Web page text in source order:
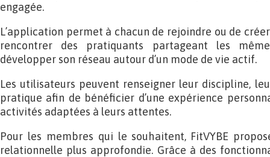
engagée.
L’application permet à chacun de rejoindre ou de
rencontrer des pratiquants partageant les
développer son réseau autour d’un mode de vie actif.
Les utilisateurs peuvent renseigner leur discipline,
pratique afin de bénéficier d’une expérience
activités adaptées à leurs attentes.
Pour les membres qui le souhaitent, FitVYBE
relationnelle plus approfondie. Grâce à des